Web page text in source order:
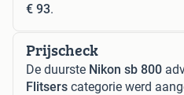
€ 93.
Prijscheck
De duurste Nikon sb 800
Flitsers categorie werd